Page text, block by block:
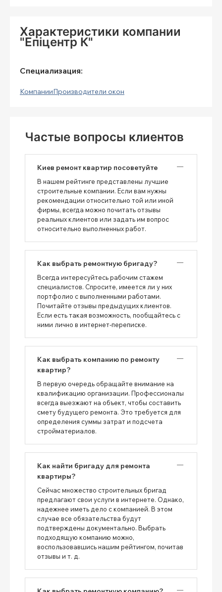
Характеристики компании
"Епіцентр К"
Специализация:
КомпанииПроизводители окон
Частые вопросы клиентов
Киев ремонт квартир посоветуйте
В нашем рейтинге представлены лучшие
строительные компании. Если вам нужны
рекомендации относительно той или иной
фирмы, всегда можно почитать отзывы
реальных клиентов или задать им вопрос
относительно выполненных работ.
Как выбрать ремонтную бригаду?
Всегда интересуйтесь рабочим стажем
специалистов. Спросите, имеется ли у них
портфолио с выполненными работами.
Почитайте отзывы предыдущих клиентов.
Если есть такая возможность, пообщайтесь с
ними лично в интернет-переписке.
Как выбрать компанию по ремонту
квартир?
В первую очередь обращайте внимание на
квалификацию организации. Профессионалы
всегда выезжают на объект, чтобы составить
смету будущего ремонта. Это требуется для
определения суммы затрат и подсчета
стройматериалов.
Как найти бригаду для ремонта
квартиры?
Сейчас множество строительных бригад
предлагают свои услуги в интернете. Однако,
надежнее иметь дело с компанией. В этом
случае все обязательства будут
подтверждены документально. Выбрать
подходящую компанию можно,
воспользовавшись нашим рейтингом, почитав
отзывы и т. д.